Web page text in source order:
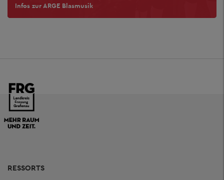
Infos zur ARGE Blasmusik
RESSORTS